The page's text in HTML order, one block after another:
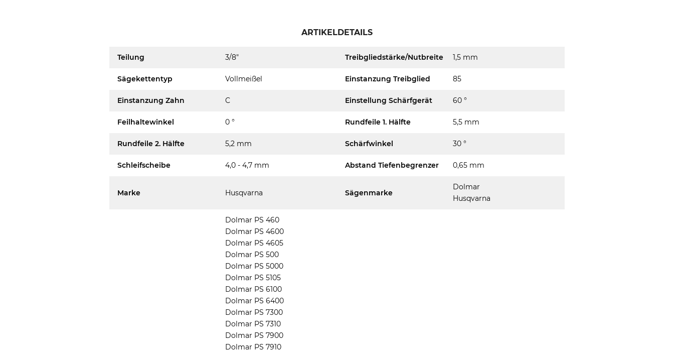
ARTIKELDETAILS
Teilung 3/8" Treibgliedstärke/Nutbreite 1,5 mm
Sägekettentyp Vollmeißel Einstanzung Treibglied 85
Einstanzung Zahn C Einstellung Schärfgerät 60 °
Feilhaltewinkel 0 ° Rundfeile 1. Hälfte 5,5 mm
Rundfeile 2. Hälfte 5,2 mm Schärfwinkel 30 °
Schleifscheibe 4,0 - 4,7 mm Abstand Tiefenbegrenzer 0,65 mm
Marke Husqvarna Sägenmarke
Dolmar
Husqvarna
Dolmar PS 460
Dolmar PS 4600
Dolmar PS 4605
Dolmar PS 500
Dolmar PS 5000
Dolmar PS 5105
Dolmar PS 6100
Dolmar PS 6400
Dolmar PS 7300
Dolmar PS 7310
Dolmar PS 7900
Dolmar PS 7910